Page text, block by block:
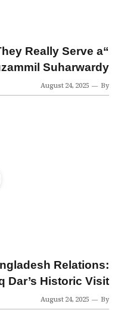
Really Serve a
Suharwardy”
August 24, 2025 By
Relations:
Dar’s Historic Visit
August 24, 2025 By